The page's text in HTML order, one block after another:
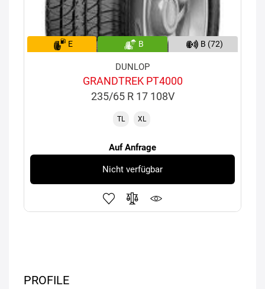
E B B (72)
DUNLOP
GRANDTREK PT4000
235/65 R 17 108V
TL XL
Auf Anfrage
Nicht verfügbar
PROFILE